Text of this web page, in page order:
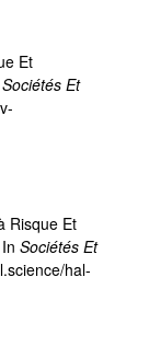
Et
Sociétés Et
Risque Et
Sociétés Et
hal-